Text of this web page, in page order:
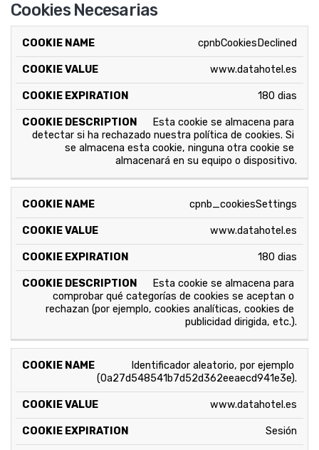
Cookies Necesarias
COOKIE PROPIETARIO EXPIRA DESCRIPCION
cpnbCookiesDeclined
www.datahotel.es
180 dias
Esta cookie se almacena para
detectar si ha rechazado nuestra política de cookies. Si
se almacena esta cookie, ninguna otra cookie se
almacenará en su equipo o dispositivo.
cpnb_cookiesSettings
www.datahotel.es
180 dias
Esta cookie se almacena para
comprobar qué categorías de cookies se aceptan o
rechazan (por ejemplo, cookies analíticas, cookies de
publicidad dirigida, etc.).
Identificador aleatorio, por ejemplo
(0a27d548541b7d52d362eeaecd941e3e).
www.datahotel.es
Sesión